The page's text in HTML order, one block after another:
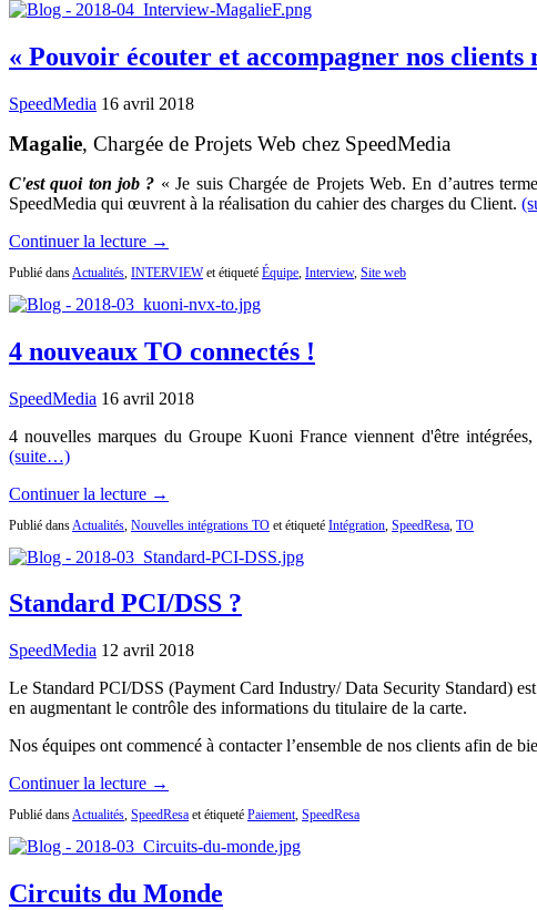
« Pouvoir écouter et accompagner nos
SpeedMedia 16 avril 2018
Magalie, Chargée de Projets Web chez SpeedMedia
C'est quoi ton job ? « Je suis Chargée de Projets Web. En d’autres
SpeedMedia qui œuvrent à la réalisation du cahier des charges du Client.
Continuer la lecture →
Publié dans Actualités INTERVIEWet étiqueté Équipe Interview, Site web
4 nouveaux TO connectés !
SpeedMedia 16 avril 2018
4 nouvelles marques du Groupe Kuoni France viennent d'être
(suite…)
Continuer la lecture →
Publié dans Actualités Nouvelles intégrations TO et étiqueté Intégration SpeedResa TO
Standard PCI/DSS ?
SpeedMedia 12 avril 2018
Le Standard PCI/DSS (Payment Card Industry/ Data Security Standard)
en augmentant le contrôle des informations du titulaire de la carte.
Nos équipes ont commencé à contacter l’ensemble de nos clients afin de
Continuer la lecture →
Publié dansActualités, SpeedResa et étiqueté Paiement, SpeedResa
Circuits du Monde